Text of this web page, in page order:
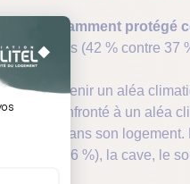
insuffisamment protégé
maisons (42 % contre 37
à l’avenir un aléa
été confronté à un aléa
dans son
façade (26 %), la cave, le